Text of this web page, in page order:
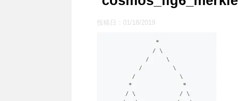
投稿日： 01/18/2019